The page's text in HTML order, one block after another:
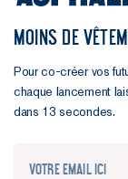
MOINS DE
Pour co-créer vos
chaque lancement
dans 13 secondes.